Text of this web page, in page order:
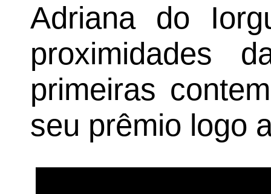
Adriana do
proximidades
primeiras
seu prêmio logo